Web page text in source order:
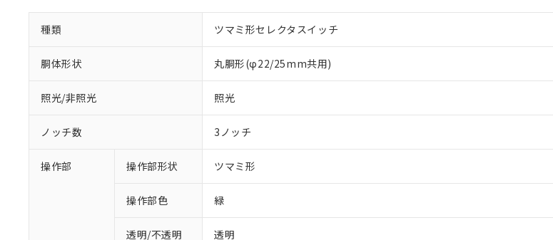
種類 ツマミ形セレクタスイッチ
胴体形状 丸胴形(φ22/25mm共用)
照光/非照光 照光
ノッチ数 3ノッチ
操作部 操作部形状 ツマミ形
操作部色 緑
透明/不透明 透明